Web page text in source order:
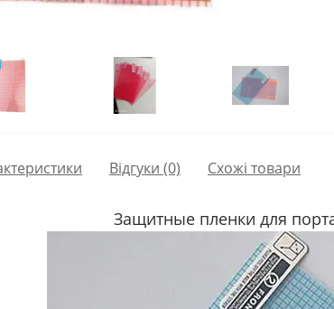
Відгуки (0) Схожі товари
Защитные пленки для